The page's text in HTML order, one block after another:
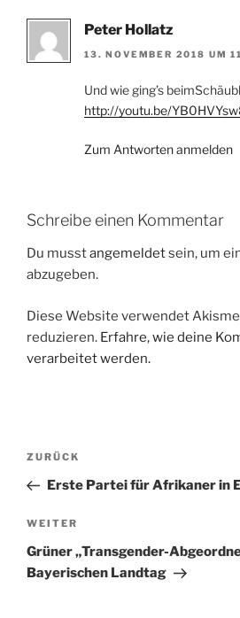
Peter Hollatz
13. NOVEMBER 2018 UM
Und wie ging’s
http://youtu.be/
Zum Antworten anmelden
Schreibe einen Kommentar
Du musstangemeldetsein, um
abzugeben.
Diese Website verwendet
reduzieren. Erfahre, wie deine
verarbeitet werden.
Beitragsnavigation
Vorheriger
Beitrag
ZURÜCK
Erste Partei für Afrikaner in
Nächster
Beitrag
WEITER
Grüner „Transgender-
Bayerischen Landtag